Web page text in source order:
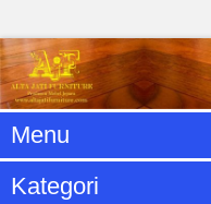
Menu
Kategori